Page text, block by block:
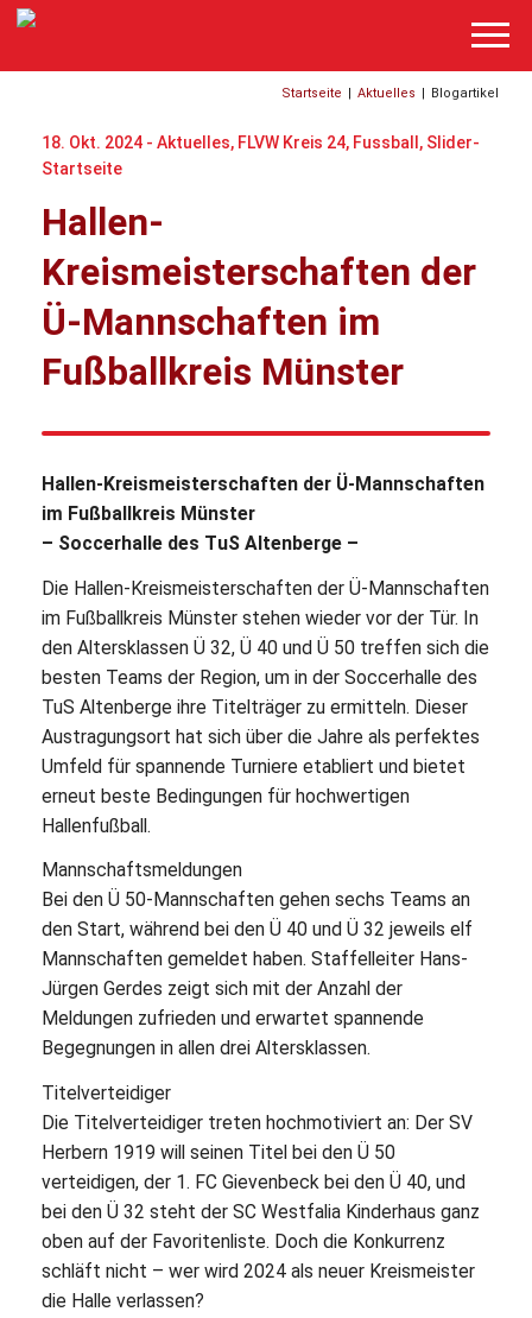
Startseite | Aktuelles | Blogartikel
18. Okt. 2024 - Aktuelles, FLVW Kreis 24, Fussball , Slider-
Startseite
Hallen-
Kreismeisterschaften der
Ü-Mannschaften im
Fußballkreis Münster
Hallen-Kreismeisterschaften der Ü-Mannschaften
im Fußballkreis Münster
– Soccerhalle des TuS Altenberge –
Die Hallen-Kreismeisterschaften der Ü-Mannschaften
im Fußballkreis Münster stehen wieder vor der Tür. In
den Altersklassen Ü 32, Ü 40 und Ü 50 treffen sich die
besten Teams der Region, um in der Soccerhalle des
TuS Altenberge ihre Titelträger zu ermitteln. Dieser
Austragungsort hat sich über die Jahre als perfektes
Umfeld für spannende Turniere etabliert und bietet
erneut beste Bedingungen für hochwertigen
Hallenfußball.
Mannschaftsmeldungen
Bei den Ü 50-Mannschaften gehen sechs Teams an
den Start, während bei den Ü 40 und Ü 32 jeweils elf
Mannschaften gemeldet haben. Staffelleiter Hans-
Jürgen Gerdes zeigt sich mit der Anzahl der
Meldungen zufrieden und erwartet spannende
Begegnungen in allen drei Altersklassen.
Titelverteidiger
Die Titelverteidiger treten hochmotiviert an: Der SV
Herbern 1919 will seinen Titel bei den Ü 50
verteidigen, der 1. FC Gievenbeck bei den Ü 40, und
bei den Ü 32 steht der SC Westfalia Kinderhaus ganz
oben auf der Favoritenliste. Doch die Konkurrenz
schläft nicht – wer wird 2024 als neuer Kreismeister
die Halle verlassen?